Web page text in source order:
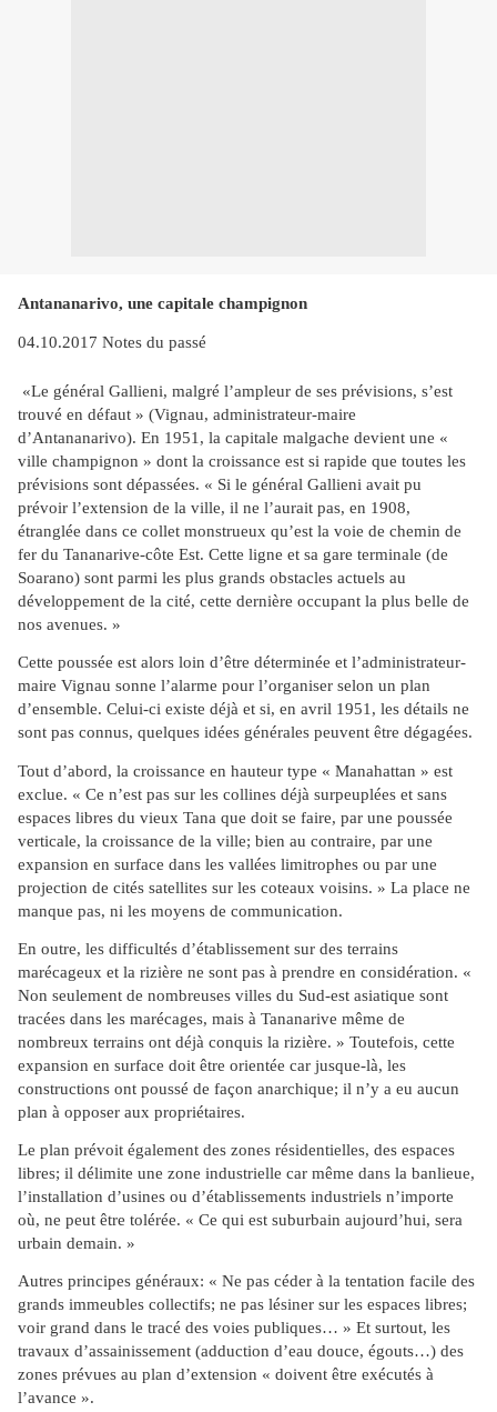
Antananarivo, une capitale champignon
04.10.2017 Notes du passé
«Le général Gallieni, malgré l’ampleur de ses prévisions, s’est
trouvé en défaut » (Vignau, administrateur-maire
d’Antananarivo). En 1951, la capitale malgache devient une «
ville champignon » dont la croissance est si rapide que toutes les
prévisions sont dépassées. « Si le général Gallieni avait pu
prévoir l’extension de la ville, il ne l’aurait pas, en 1908,
étranglée dans ce collet monstrueux qu’est la voie de chemin de
fer du Tananarive-côte Est. Cette ligne et sa gare terminale (de
Soarano) sont parmi les plus grands obstacles actuels au
développement de la cité, cette dernière occupant la plus belle de
nos avenues. »
Cette poussée est alors loin d’être déterminée et l’administrateur-
maire Vignau sonne l’alarme pour l’organiser selon un plan
d’ensemble. Celui-ci existe déjà et si, en avril 1951, les détails ne
sont pas connus, quelques idées générales peuvent être dégagées.
Tout d’abord, la croissance en hauteur type « Manahattan » est
exclue. « Ce n’est pas sur les collines déjà surpeuplées et sans
espaces libres du vieux Tana que doit se faire, par une poussée
verticale, la croissance de la ville; bien au contraire, par une
expansion en surface dans les vallées limitrophes ou par une
projection de cités satellites sur les coteaux voisins. » La place ne
manque pas, ni les moyens de communication.
En outre, les difficultés d’établissement sur des terrains
marécageux et la rizière ne sont pas à prendre en considération. «
Non seulement de nombreuses villes du Sud-est asiatique sont
tracées dans les marécages, mais à Tananarive même de
nombreux terrains ont déjà conquis la rizière. » Toutefois, cette
expansion en surface doit être orientée car jusque-là, les
constructions ont poussé de façon anarchique; il n’y a eu aucun
plan à opposer aux propriétaires.
Le plan prévoit également des zones résidentielles, des espaces
libres; il délimite une zone industrielle car même dans la banlieue,
l’installation d’usines ou d’établissements industriels n’importe
où, ne peut être tolérée. « Ce qui est suburbain aujourd’hui, sera
urbain demain. »
Autres principes généraux: « Ne pas céder à la tentation facile des
grands immeubles collectifs; ne pas lésiner sur les espaces libres;
voir grand dans le tracé des voies publiques… » Et surtout, les
travaux d’assainissement (adduction d’eau douce, égouts…) des
zones prévues au plan d’extension « doivent être exécutés à
l’avance ».